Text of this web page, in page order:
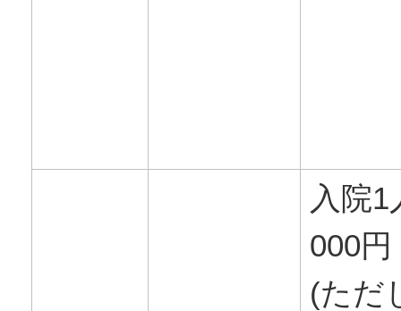
入院1
000円
(ただ